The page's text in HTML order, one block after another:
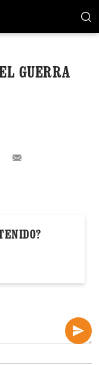
GUERRA